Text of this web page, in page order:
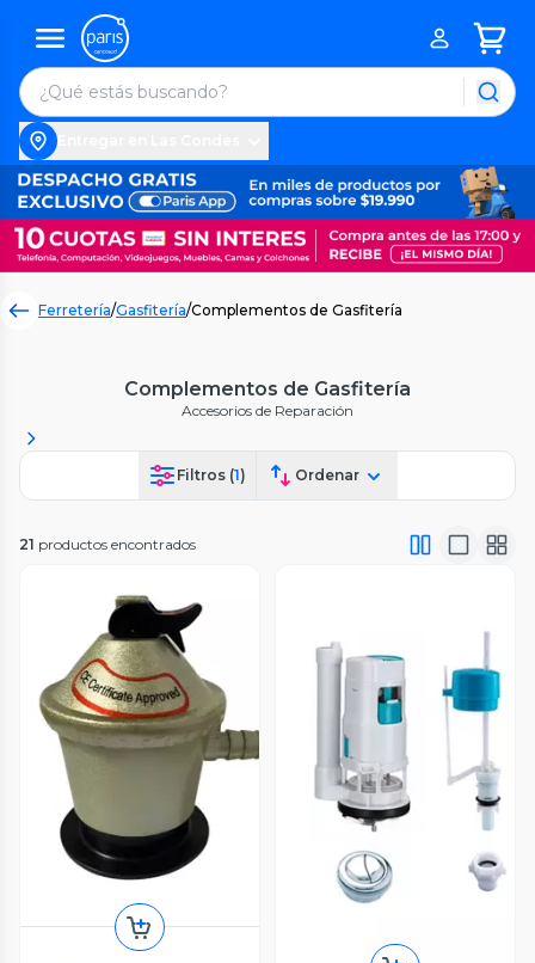
Ferretería/Gasfitería/Complementos de Gasfitería
Complementos de Gasfitería
Accesorios de Reparación
Filtros (1) Ordenar
21 productos encontrados